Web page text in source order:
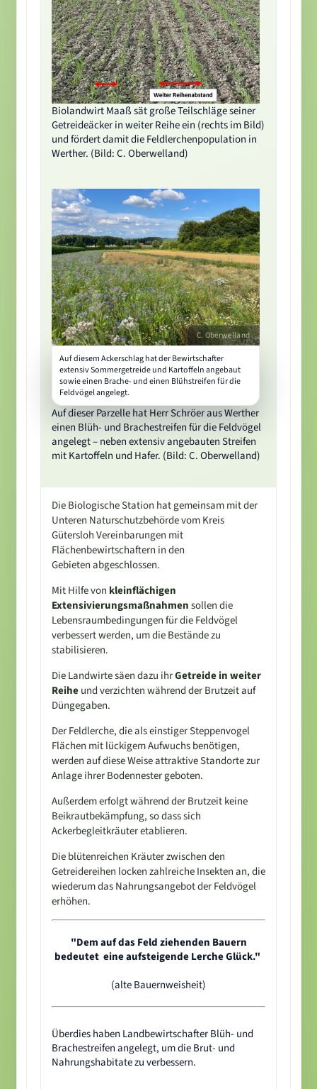
Biolandwirt Maaß sät große Teilschläge seiner
Getreideäcker in weiter Reihe ein (rechts im Bild)
und fördert damit die Feldlerchenpopulation in
Werther. (Bild: C. Oberwelland)
Auf diesem Ackerschlag hat der Bewirtschafter
extensiv Sommergetreide und Kartoffeln angebaut
sowie einen Brache- und einen Blühstreifen für die
Feldvögel angelegt.
Auf dieser Parzelle hat Herr Schröer aus Werther
einen Blüh- und Brachestreifen für die Feldvögel
angelegt – neben extensiv angebauten Streifen
mit Kartoffeln und Hafer. (Bild: C. Oberwelland)
Die Biologische Station hat gemeinsam mit der
Unteren Naturschutzbehörde vom Kreis
Gütersloh Vereinbarungen mit
Flächenbewirtschaftern in den
Gebieten abgeschlossen.
Mit Hilfe von kleinflächigen
Extensivierungsmaßnahmen sollen die
Lebensraumbedingungen für die Feldvögel
verbessert werden, um die Bestände zu
stabilisieren.
Die Landwirte säen dazu ihrGetreide in weiter
Reiheund verzichten während der Brutzeitauf
Düngegaben.
Der Feldlerche, die als einstiger Steppenvogel
Flächen mit lückigem Aufwuchs benötigen,
werden auf diese Weise attraktive Standorte zur
Anlage ihrer Bodennester geboten.
Außerdem erfolgt während der Brutzeit keine
Beikrautbekämpfung, so dass sich
Ackerbegleitkräuter etablieren.
Die blütenreichen Kräuter zwischen den
Getreidereihen locken zahlreiche Insekten an, die
wiederum das Nahrungsangebot der Feldvögel
erhöhen.
"Dem auf das Feld ziehenden Bauern
bedeutet eine aufsteigende Lerche Glück."
(alte Bauernweisheit)
Überdies haben Landbewirtschafter Blüh- und
Brachestreifen angelegt, um die Brut- und
Nahrungshabitate zu verbessern.
C. Oberwelland